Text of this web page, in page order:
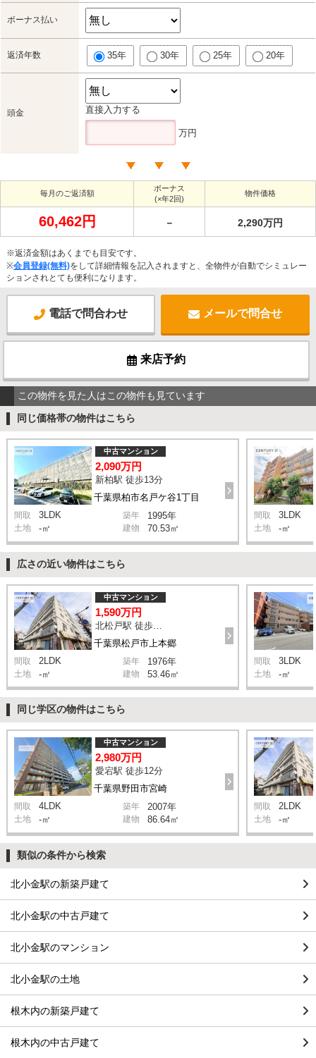
ボーナス払い
返済年数 35年 30年 25年 20年
頭金 直接入力する
万円
毎月のご返済額
ボーナス
(×年2回)
物件価格
60,462円 － 2,290万円
※返済金額はあくまでも目安です。
※会員登録(無料)をして詳細情報を記入されますと、全物件が自動でシミュレー
ションされとても便利になります。
電話で問合わせ メールで問合せ
来店予約
この物件を見た人はこの物件も見ています
同じ価格帯の物件はこちら
千葉県柏市名戸ケ谷1丁目
中古マンション
2,090万円
新柏駅 徒歩13分
間取 3LDK 築年 1995年
土地 -㎡ 建物 70.53㎡
間取 3LDK
土地 -㎡
広さの近い物件はこちら
千葉県松戸市上本郷
中古マンション
1,590万円
間取 2LDK 築年 1976年
土地 -㎡ 建物 53.46㎡
間取 3LDK
土地 -㎡
同じ学区の物件はこちら
千葉県野田市宮崎
中古マンション
2,980万円
愛宕駅 徒歩12分
間取 4LDK 築年 2007年
土地 -㎡ 建物 86.64㎡
間取 2LDK
土地 -㎡
類似の条件から検索
北小金駅の新築戸建て
北小金駅の中古戸建て
北小金駅のマンション
北小金駅の土地
根木内の新築戸建て
根木内の中古戸建て